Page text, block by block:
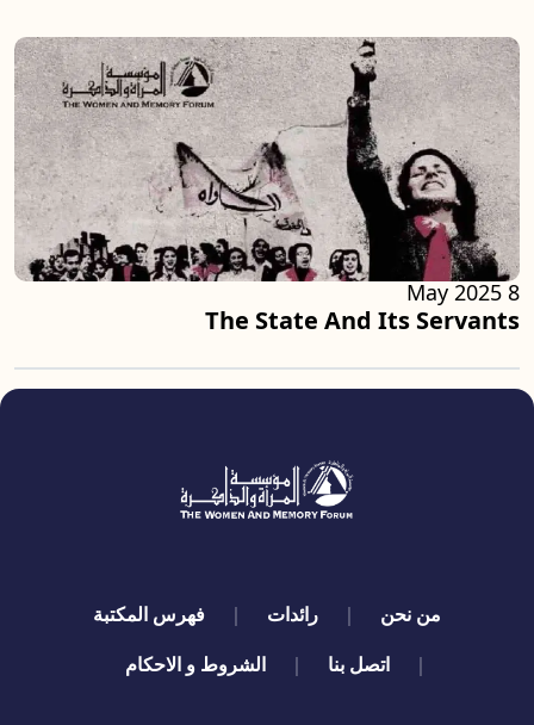
The State And Its Servants
8 May 2025
quick links
من نحن رائدات
فهرس المكتبة
اتصل بنا
الشروط و الاحكام